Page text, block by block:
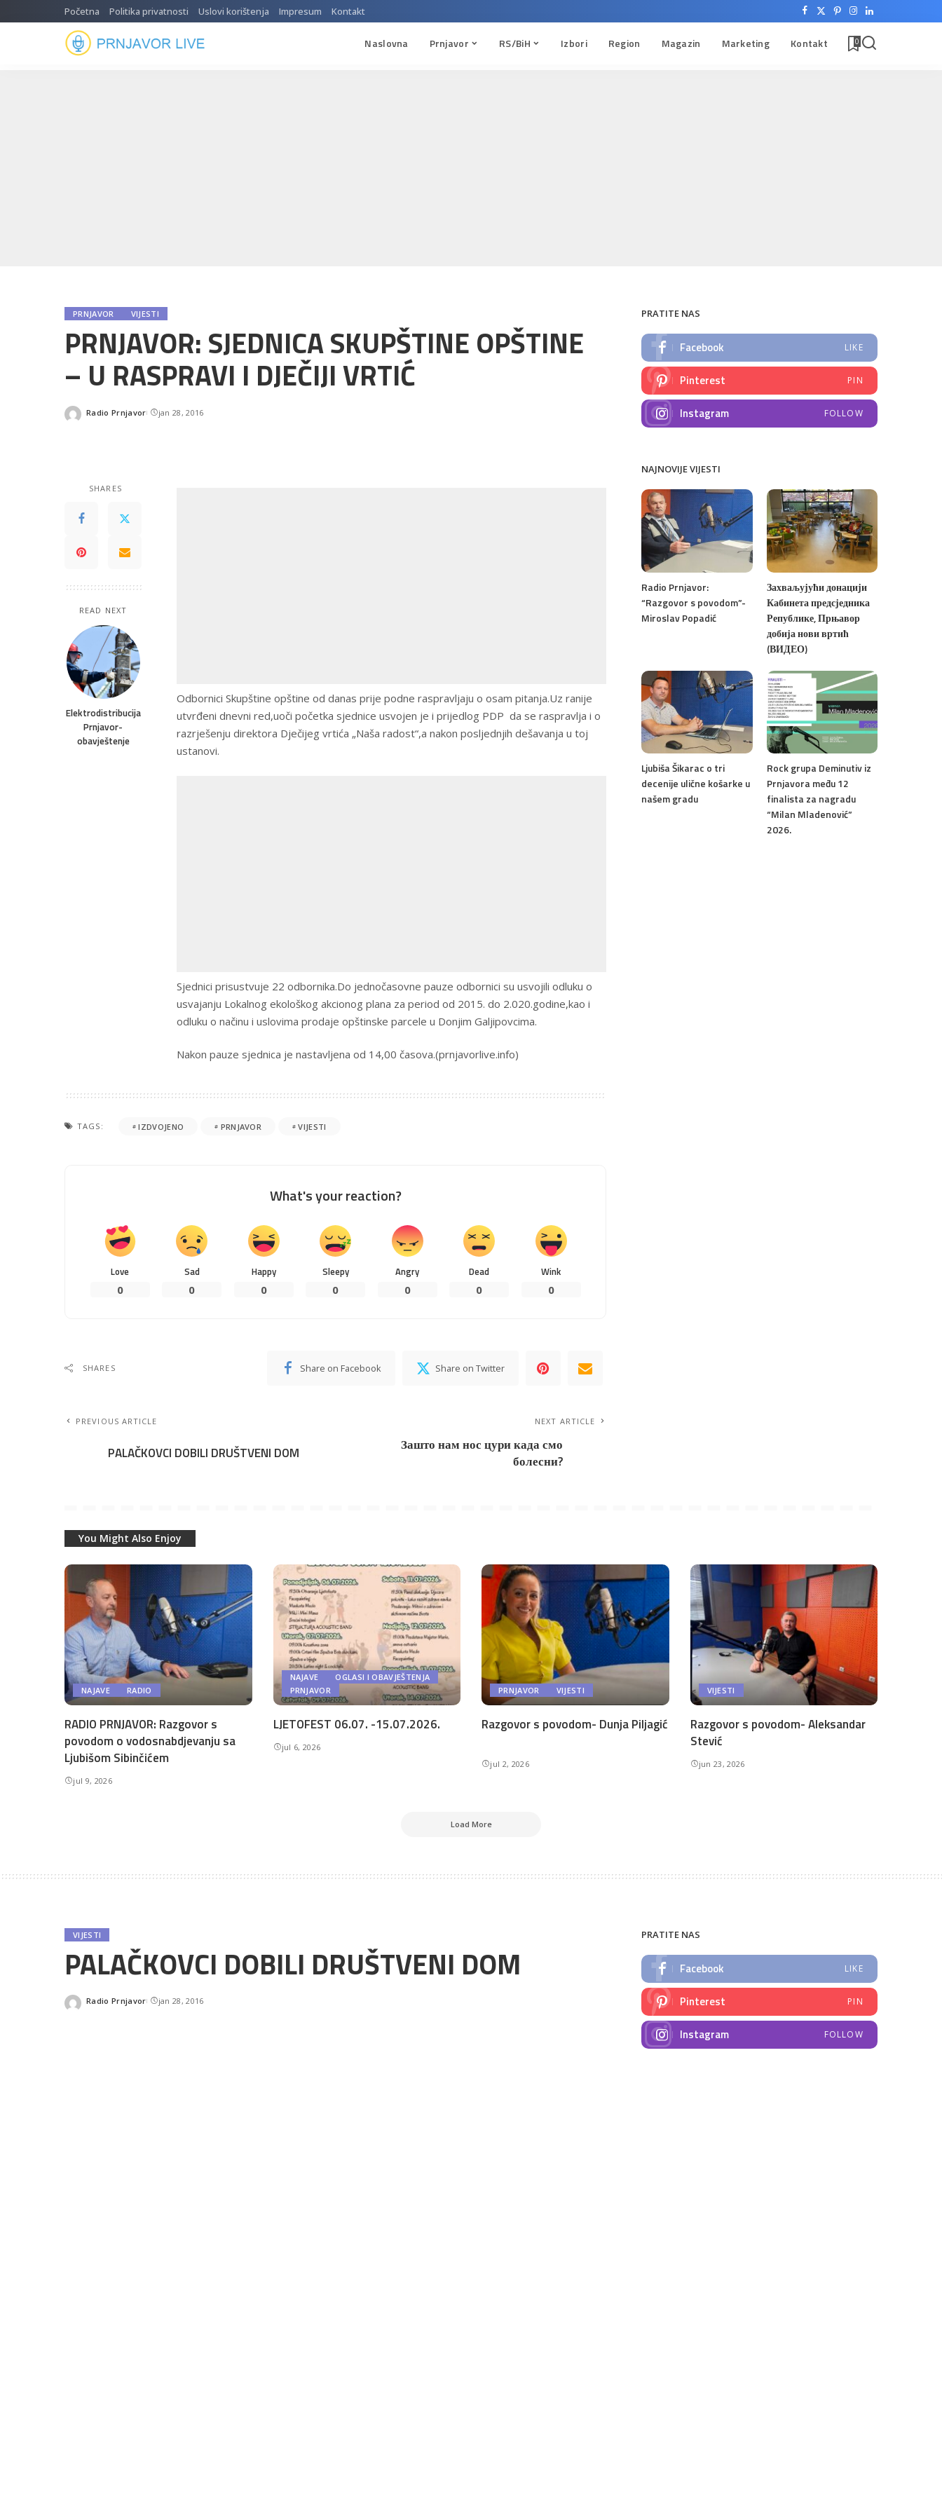
Početna Politika privatnosti Uslovi korištenja Impresum Kontakt
Naslovna Prnjavor RS/BiH Izbori Region Magazin Marketing Kontakt 0
PRNJAVOR VIJESTI
PRNJAVOR: SJEDNICA SKUPŠTINE OPŠTINE
– U RASPRAVI I DJEČIJI VRTIĆ
Posted
Radio Prnjavor jan 28, 2016
SHARES
READ NEXT
Elektrodistribucija
Prnjavor-
obavještenje
Odbornici Skupštine opštine od danas prije podne raspravljaju o osam pitanja.Uz ranije
utvrđeni dnevni red,uoči početka sjednice usvojen je i prijedlog PDP da se raspravlja i o
razrješenju direktora Dječijeg vrtića „Naša radost“,a nakon posljednjih dešavanja u toj
ustanovi.
Sjednici prisustvuje 22 odbornika.Do jednočasovne pauze odbornici su usvojili odluku o
usvajanju Lokalnog ekološkog akcionog plana za period od 2015. do 2.020.godine,kao i
odluku o načinu i uslovima prodaje opštinske parcele u Donjim Galjipovcima.
Nakon pauze sjednica je nastavljena od 14,00 časova.(prnjavorlive.info)
TAGS: IZDVOJENO PRNJAVOR VIJESTI
What's your reaction?
Love
0
Sad
0
Happy
0
Sleepy
0
Angry
0
Dead
0
Wink
0
SHARES Share on Facebook Share on Twitter
PREVIOUS ARTICLE
PALAČKOVCI DOBILI DRUŠTVENI DOM
NEXT ARTICLE
Зашто нам нос цури када смо
болесни?
PRATITE NAS
Facebook LIKE
Pinterest PIN
Instagram FOLLOW
NAJNOVIJE VIJESTI
Radio Prnjavor:
“Razgovor s povodom”-
Miroslav Popadić
Захваљујући донацији
Кабинета предсједника
Републике, Прњавор
добија нови вртић
(ВИДЕО)
Ljubiša Šikarac o tri
decenije ulične košarke u
našem gradu
Rock grupa Deminutiv iz
Prnjavora među 12
finalista za nagradu
“Milan Mladenović”
2026.
You Might Also Enjoy
NAJAVE RADIO
RADIO PRNJAVOR: Razgovor s
povodom o vodosnabdjevanju sa
Ljubišom Sibinčićem
jul 9, 2026
NAJAVE
OGLASI I OBAVJEŠTENJA
PRNJAVOR
LJETOFEST 06.07. -15.07.2026.
jul 6, 2026
PRNJAVOR VIJESTI
Razgovor s povodom- Dunja Piljagić
jul 2, 2026
VIJESTI
Razgovor s povodom- Aleksandar
Stević
jun 23, 2026
Load More
VIJESTI
PALAČKOVCI DOBILI DRUŠTVENI DOM
Posted
Radio Prnjavor jan 28, 2016
PRATITE NAS
Facebook LIKE
Pinterest PIN
Instagram FOLLOW